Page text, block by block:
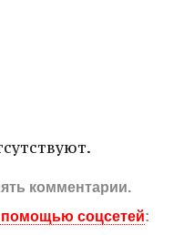
комментарии.
помощью соцсетей: